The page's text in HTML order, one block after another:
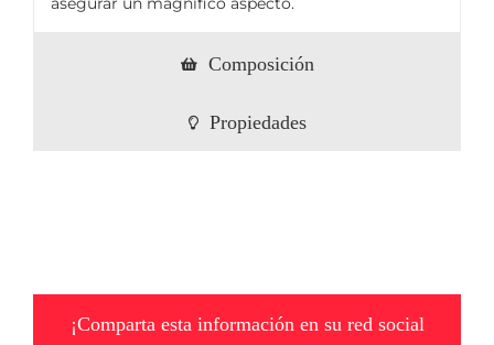
Composición
Propiedades
¡Comparta esta información en su red social